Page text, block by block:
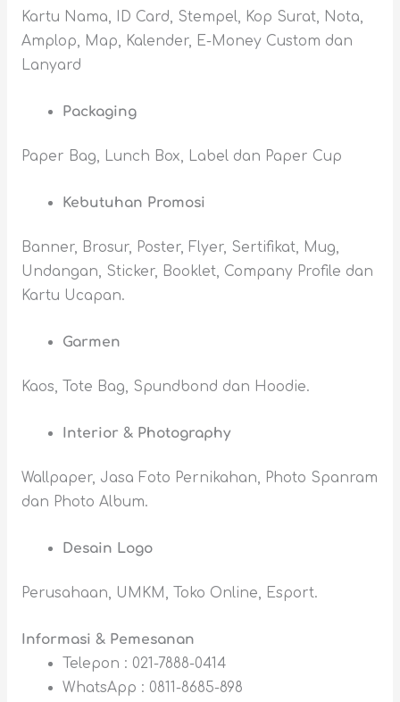
Kartu Nama, ID Card, Stempel, Kop Surat, Nota,
Amplop, Map, Kalender, E-Money Custom dan
Lanyard
Packaging
Paper Bag, Lunch Box, Label dan Paper Cup
Kebutuhan Promosi
Banner, Brosur, Poster, Flyer, Sertifikat, Mug,
Undangan, Sticker, Booklet, Company Profile dan
Kartu Ucapan.
Garmen
Kaos, Tote Bag, Spundbond dan Hoodie.
Interior & Photography
Wallpaper, Jasa Foto Pernikahan, Photo Spanram
dan Photo Album.
Desain Logo
Perusahaan, UMKM, Toko Online, Esport.
Informasi & Pemesanan
Telepon : 021-7888-0414
WhatsApp : 0811-8685-898